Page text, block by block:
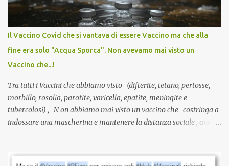
larga scala, ancora oggetto di studio e di discussione
internazionale serve solo una firma. La tua. Lo si somministra
anche a persone sane, giovani, senza fattori di rischio, spesso già
serve una prescrizione. Non c’è diagnosi. Non c’è presa in carico.
L’unico atto richiesto è una fi...
Il Vaccino Covid che si vantava di essere Vaccino ma che alla
fine era solo "Acqua Sporca". Non avevamo mai visto un
Vaccino che...!
Tra tutti i Vaccini che abbiamo visto (difterite, tetano, pertosse,
morbillo, rosolia, parotite, varicella, epatite, meningite e
tubercolosi) , N on abbiamo mai visto un vaccino che costringa a
indossare una mascherina e mantenere la distanza sociale , anche
vaccinazione. Non avevamo mai sentito parlare di ricompense,